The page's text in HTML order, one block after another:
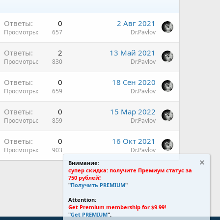
Ответы 0
Просмотры 657
2 Авг 2021
Dr.Pavlov
Ответы 2
Просмотры 830
13 Май 2021
Dr.Pavlov
Ответы 0
Просмотры 659
18 Сен 2020
Dr.Pavlov
Ответы 0
Просмотры 859
15 Мар 2022
Dr.Pavlov
Ответы 0
Просмотры 903
16 Окт 2021
Dr.Pavlov
Внимание:
супер скидка: получите Премиум статус за
750 рублей!
"Получить PREMIUM"
Attention:
Get Premium membership for $9.99!
"Get PREMIUM".